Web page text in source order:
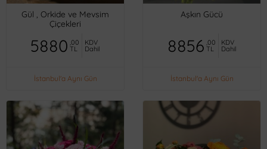
Gül , Orkide ve Mevsim
Çiçekleri
5880 ,00
TL
KDV
Dahil
İstanbul'a Aynı Gün
Aşkın Gücü
8856 ,00
TL
KDV
Dahil
İstanbul'a Aynı Gün